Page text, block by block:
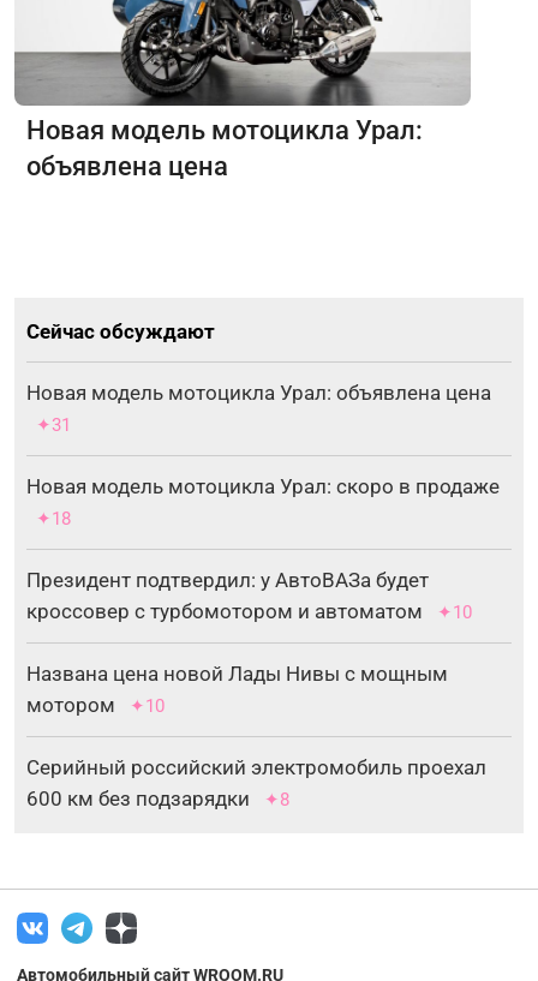
Новая модель мотоцикла Урал:
объявлена цена
Сейчас обсуждают
Новая модель мотоцикла Урал: объявлена цена
✦31
Новая модель мотоцикла Урал: скоро в продаже
✦18
Президент подтвердил: у АвтоВАЗа будет
кроссовер с турбомотором и автоматом
✦10
Названа цена новой Лады Нивы с мощным
мотором
✦10
Серийный российский электромобиль проехал
600 км без подзарядки
✦8
Автомобильный сайт WROOM.RU